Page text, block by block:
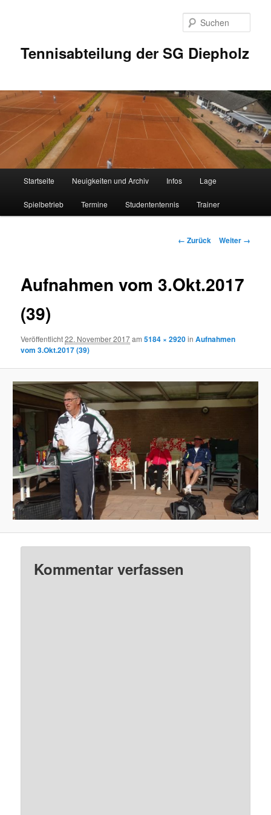
Tennisabteilung der SG Diepholz
Startseite Neuigkeiten und Archiv Infos Lage
Spielbetrieb Termine Studententennis Trainer
Bilder-
← Zurück Weiter →
Aufnahmen vom 3.Okt.2017
(39)
Veröffentlicht22. November 2017am5184 × 2920inAufnahmen
vom 3.Okt.2017 (39)
Kommentar verfassen